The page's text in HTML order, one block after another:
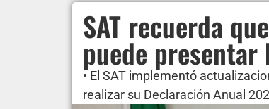
SAT recuerda
puede
• El SAT implementó
realizar su Declaración Anual